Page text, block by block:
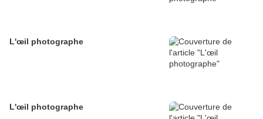
L'œil photographe
L'œil photographe